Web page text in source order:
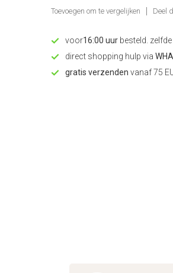
Toevoegen om te vergelijken Deel
voor16:00 uur besteld.
direct shopping hulp via
gratis verzenden vanaf 75